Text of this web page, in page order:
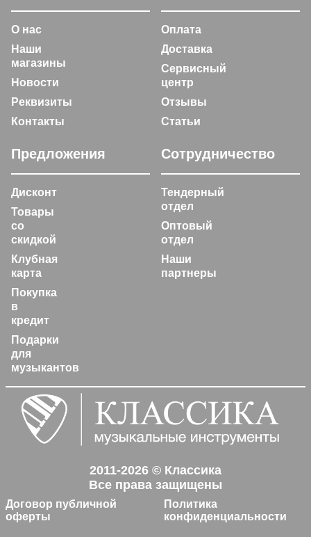
О нас
Наши
магазины
Новости
Реквизиты
Контакты
Оплата
Доставка
Сервисный
центр
Отзывы
Статьи
Предложения
Дисконт
Товары
со
скидкой
Клубная
карта
Покупка
в
кредит
Подарки
для
музыкантов
Сотрудничество
Тендерный
отдел
Оптовый
отдел
Наши
партнеры
2011-2026 © Классика
Все права защищены
Договор публичной
оферты
Политика
конфиденциальности